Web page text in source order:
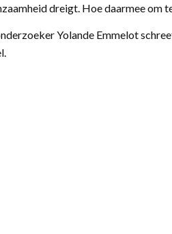
dreigt. Hoe daarmee om
Yolande Emmelot